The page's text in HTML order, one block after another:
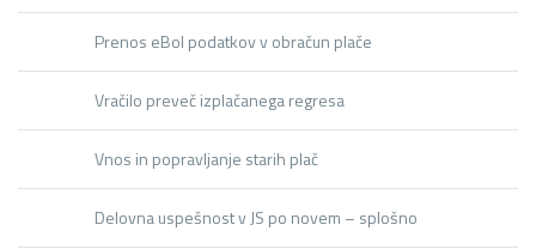
Prenos eBol podatkov v obračun plače
Vračilo preveč izplačanega regresa
Vnos in popravljanje starih plač
Delovna uspešnost v JS po novem – splošno